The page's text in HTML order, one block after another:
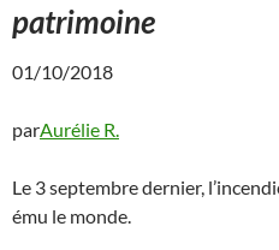
patrimoine
01/10/2018
parAurélie R.
Le 3 septembre dernier,
ému le monde.